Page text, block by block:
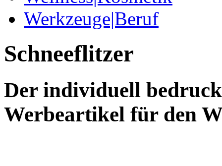
Werkzeuge|Beruf
Schneeflitzer
Der individuell
Werbeartikel für den